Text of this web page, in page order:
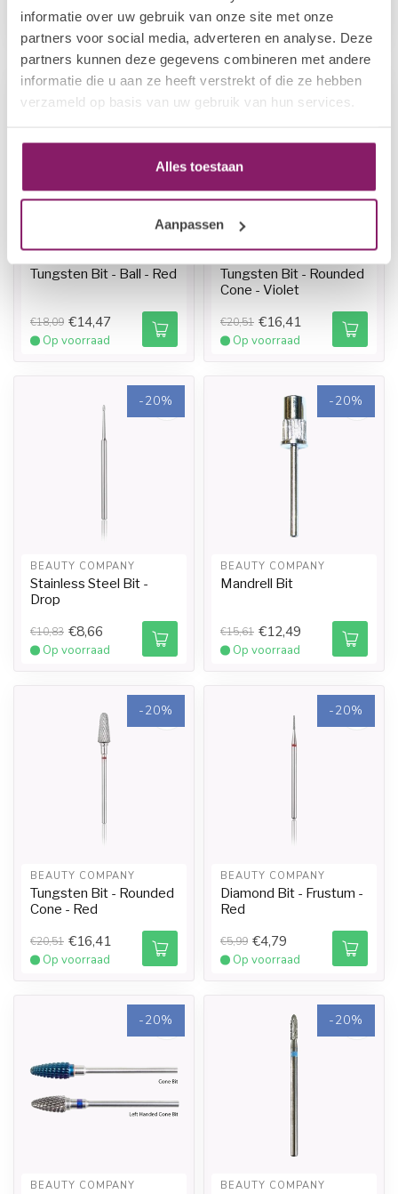
informatie over uw gebruik van onze site met onze
partners voor social media, adverteren en analyse. Deze
partners kunnen deze gegevens combineren met andere
informatie die u aan ze heeft verstrekt of die ze hebben
verzameld op basis van uw gebruik van hun services.
Alles toestaan
Aanpassen
€12,04 €9,63
Op voorraad
€18,09 €14,47
-20%
Tungsten Bit - Ball - Red
€18,09 €14,47
Op voorraad
-20%
Tungsten Bit - Rounded
Cone - Violet
€20,51 €16,41
Op voorraad
-20%
BEAUTY COMPANY
Stainless Steel Bit -
Drop
€10,83 €8,66
Op voorraad
-20%
BEAUTY COMPANY
Mandrell Bit
€15,61 €12,49
Op voorraad
-20%
BEAUTY COMPANY
Tungsten Bit - Rounded
Cone - Red
€20,51 €16,41
Op voorraad
-20%
BEAUTY COMPANY
Diamond Bit - Frustum -
Red
€5,99 €4,79
Op voorraad
-20%
BEAUTY COMPANY
-20%
BEAUTY COMPANY